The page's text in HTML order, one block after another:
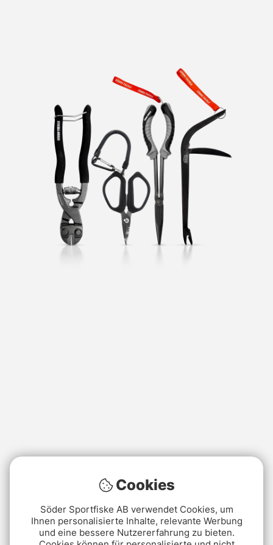
Cookies
Söder Sportfiske AB verwendet Cookies, um
Ihnen personalisierte Inhalte, relevante Werbung
und eine bessere Nutzererfahrung zu bieten.